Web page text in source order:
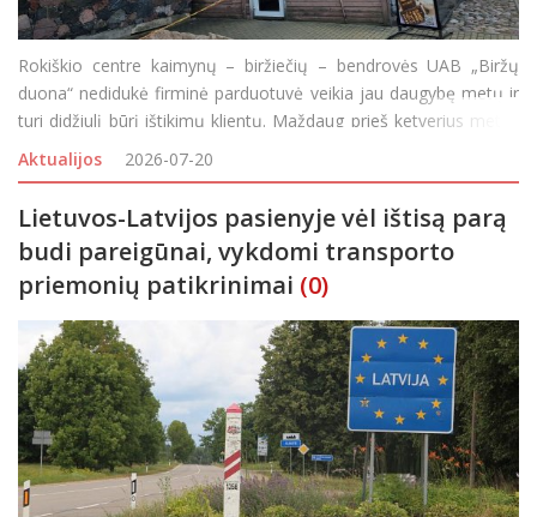
Rokiškio centre kaimynų – biržiečių – bendrovės UAB „Biržų
duona“ nedidukė firminė parduotuvė veikia jau daugybę metų ir
turi didžiulį būrį ištikimų klientų. Maždaug prieš ketverius metus
bendrovės vadovai paskelbė apie planuojamus pokyčius Rokišky
Aktualijos 2026-07-20
Lietuvos-Latvijos pasienyje vėl ištisą parą
budi pareigūnai, vykdomi transporto
priemonių patikrinimai (0)